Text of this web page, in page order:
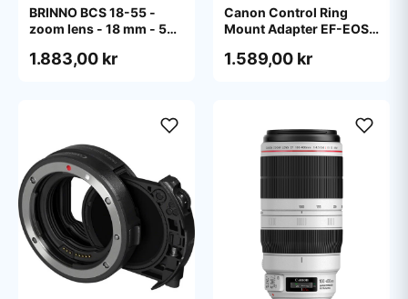
BRINNO BCS 18-55 -
zoom lens - 18 mm - 55
1.883,00 kr
Canon Control Ring
Mount Adapter EF-EOS
1.589,00 kr